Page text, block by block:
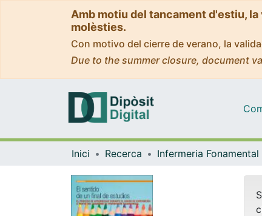
Amb motiu del tancament d'estiu,
molèsties.
Con motivo del cierre de verano, la
Due to the summer closure, document
Inici Recerca